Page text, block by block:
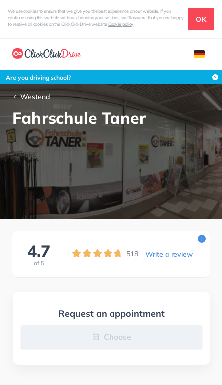
We use cookies to ensure that we give you the best experience on our website. If you
continue using this website without changing your settings, we'll assume that you are happy
to receive all cookies on the ClickClickDrive websiteCookie policy
OK
Are you driving school?
Westend
Fahrschule Taner
4.7
of 5
518 Write a review
i
Request an appointment
Choose